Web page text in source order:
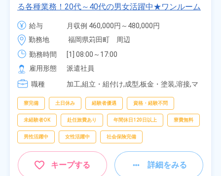
る各種業務！20代～40代の男女活躍中★ワンルーム
寮無料！マイカー通勤OK！無料駐車場あり！赴任旅
費会社負担！社員食堂あり！日払いあり！土日休
み！特別賞与90万円支給！《福岡県京都郡苅田町》
給与
月収例 460,000円～480,000円
時給 1,900円～1,900円
勤務地
福岡県苅田町　周辺
勤務時間
[1] 08:00～17:00
[2] 20:00～05:00
[3] 06:30～15:00
[4] 14:30～23:00
雇用形態
派遣社員
職種
加工,組立・組付け,成型,板金・塗装,溶接,マ
査,物流・配送
寮完備 土日休み 経験者優遇 資格・経験不問
未経験者OK 赴任旅費あり 年間休日120日以上 寮費無料
男性活躍中 女性活躍中 社会保険完備
キープする 詳細をみる